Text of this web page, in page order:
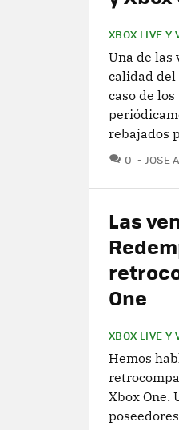
XBOX LIVE Y
Una de las
calidad del
caso de
rebajados
0
JOSE
Las
One
XBOX LIVE Y
Hemos
Xbox One.